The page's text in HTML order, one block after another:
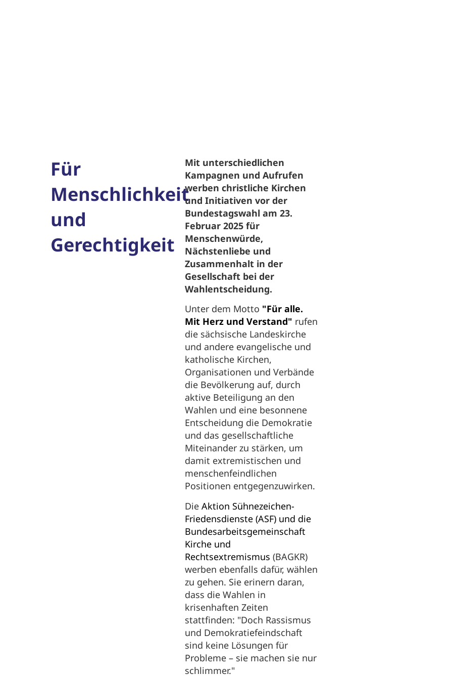
Für
Menschlichkeit
und
Gerechtigkeit
Mit unterschiedlichen
Kampagnen und Aufrufen
werben christliche Kirchen
und Initiativen vor der
Bundestagswahl am 23.
Februar 2025 für
Menschenwürde,
Nächstenliebe und
Zusammenhalt in der
Gesellschaft bei der
Wahlentscheidung.
Unter dem Motto "Für alle.
Mit Herz und Verstand" rufen
die sächsische Landeskirche
und andere evangelische und
katholische Kirchen,
Organisationen und Verbände
die Bevölkerung auf, durch
aktive Beteiligung an den
Wahlen und eine besonnene
Entscheidung die Demokratie
und das gesellschaftliche
Miteinander zu stärken, um
damit extremistischen und
menschenfeindlichen
Positionen entgegenzuwirken.
DieAktion Sühnezeichen-
Friedensdienste (ASF) und die
Bundesarbeitsgemeinschaft
Kirche und
Rechtsextremismus (BAGKR)
werben ebenfalls dafür, wählen
zu gehen. Sie erinern daran,
dass die Wahlen in
krisenhaften Zeiten
stattfinden: "Doch Rassismus
und Demokratiefeindschaft
sind keine Lösungen für
Probleme – sie machen sie nur
schlimmer."